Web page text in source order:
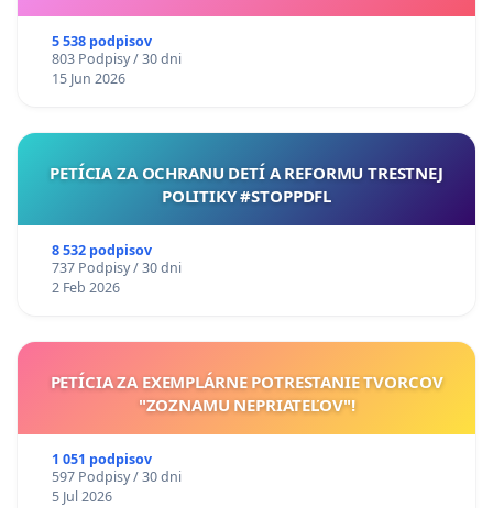
5 538 podpisov
803 Podpisy / 30 dni
15 Jun 2026
PETÍCIA ZA OCHRANU DETÍ A REFORMU TRESTNEJ
POLITIKY #STOPPDFL
8 532 podpisov
737 Podpisy / 30 dni
2 Feb 2026
PETÍCIA ZA EXEMPLÁRNE POTRESTANIE TVORCOV
"ZOZNAMU NEPRIATEĽOV"!
1 051 podpisov
597 Podpisy / 30 dni
5 Jul 2026